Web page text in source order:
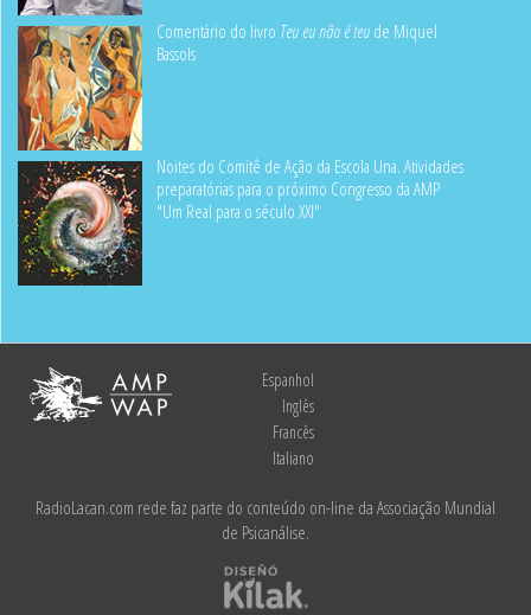
Comentário do livro Teu eu não é teu de Miquel
Bassols
Noites do Comitê de Ação da Escola Una. Atividades
preparatórias para o próximo Congresso da AMP
"Um Real para o século XXI"
Espanhol
Inglês
Francês
Italiano
RadioLacan.com rede faz parte do conteúdo on-line da Associação Mundial
de Psicanálise.